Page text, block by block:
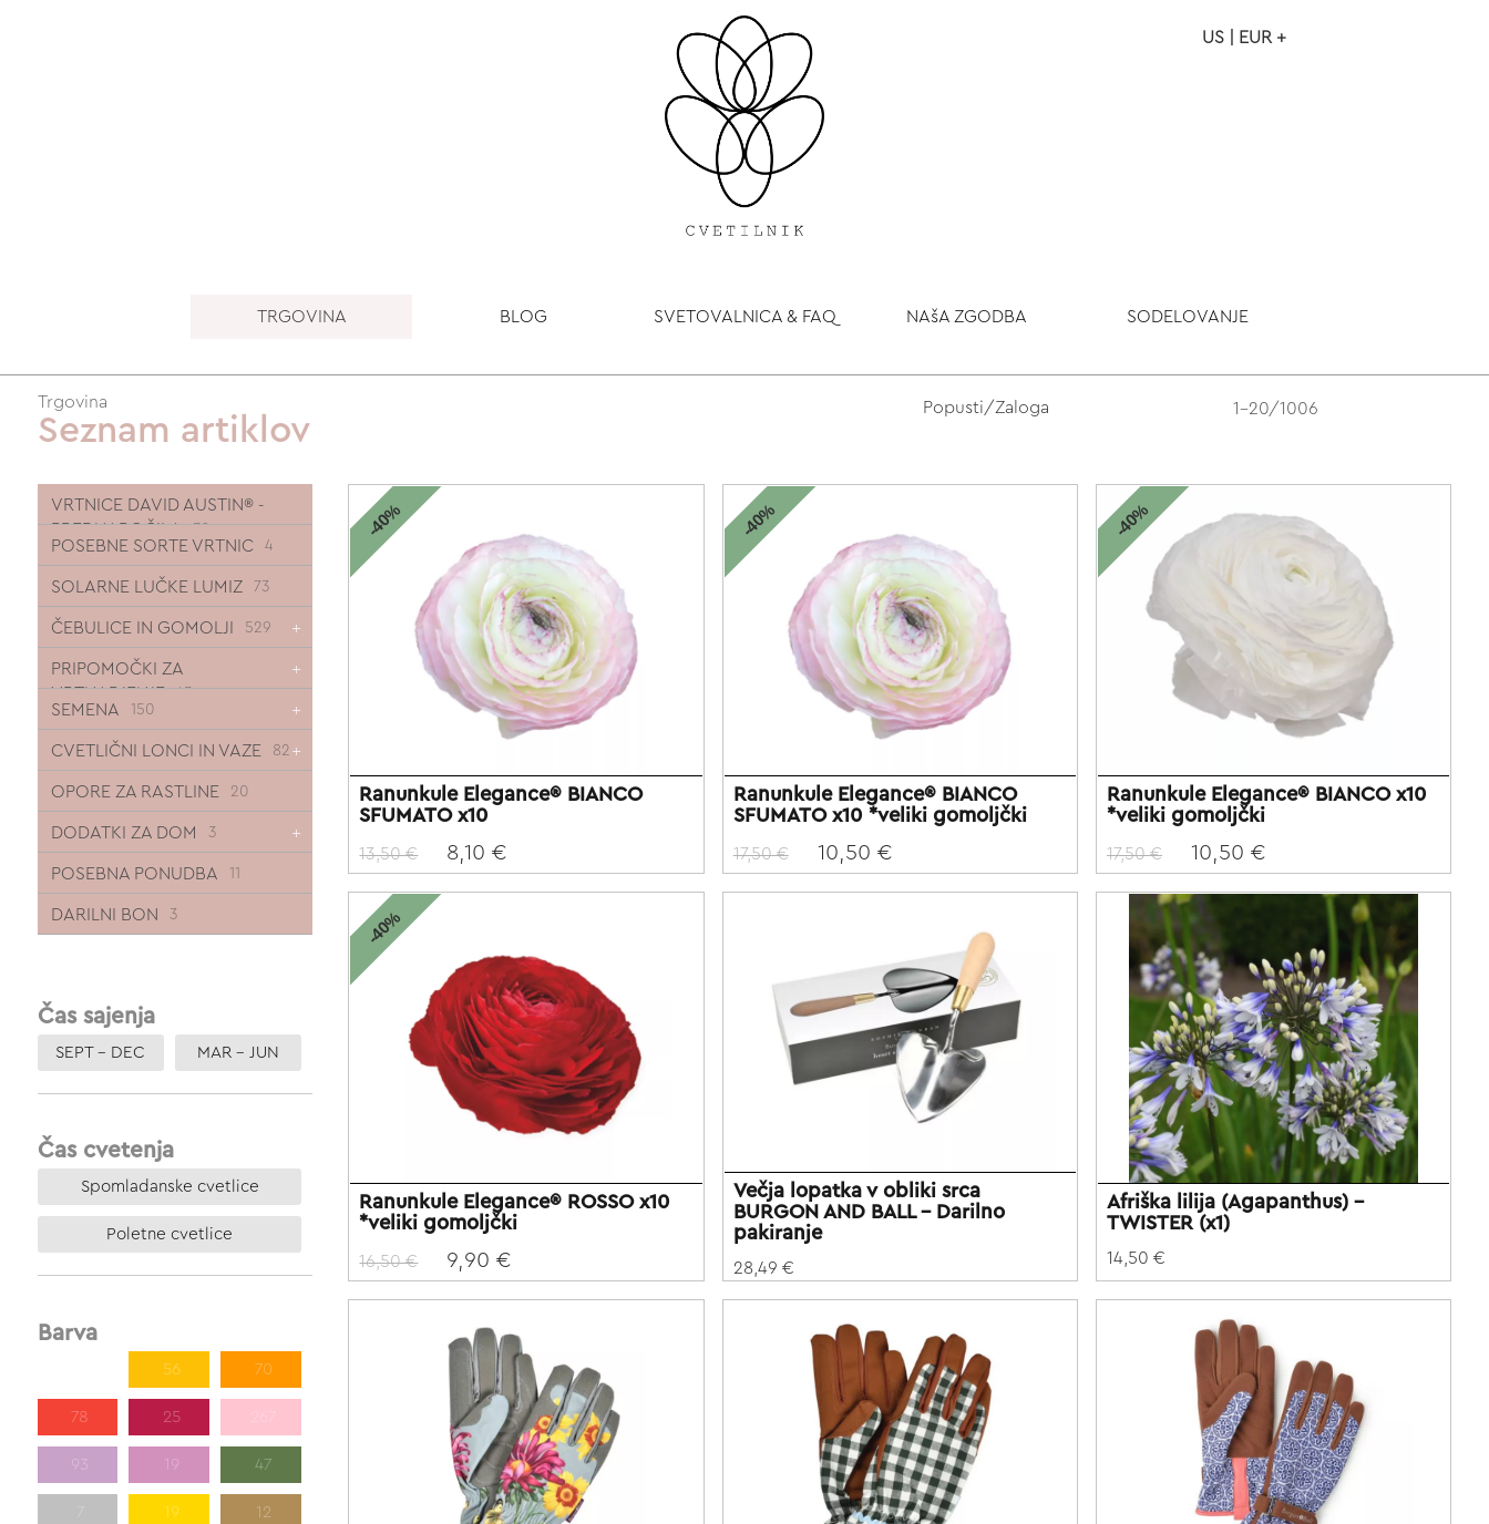
US | EUR +
TRGOVINA BLOG SVETOVALNICA & FAQ NAšA ZGODBA SODELOVANJE
Trgovina
Seznam artiklov
1-20/1006
Popusti/Zaloga
VRTNICE DAVID AUSTIN® -
PREDNAROČILA
30
POSEBNE SORTE VRTNIC 4
SOLARNE LUČKE LUMIZ 73
ČEBULICE IN GOMOLJI 529
PRIPOMOČKI ZA
VRTNARJENJE
43
SEMENA 150
CVETLIČNI LONCI IN VAZE 82
OPORE ZA RASTLINE 20
DODATKI ZA DOM 3
POSEBNA PONUDBA 11
DARILNI BON 3
Čas sajenja
SEPT – DEC MAR – JUN
Čas cvetenja
Spomladanske cvetlice
Poletne cvetlice
Barva
56 70
78 25
93 19 47
19 12
-40%
Ranunkule Elegance® BIANCO
SFUMATO x10
13,50 € 8,10 €
-40%
Ranunkule Elegance® BIANCO
SFUMATO x10 *veliki gomoljčki
17,50 € 10,50 €
-40%
Ranunkule Elegance® BIANCO x10
*veliki gomoljčki
17,50 € 10,50 €
-40%
Ranunkule Elegance® ROSSO x10
*veliki gomoljčki
16,50 € 9,90 €
Večja lopatka v obliki srca
BURGON AND BALL - Darilno
pakiranje
28,49 €
Afriška lilija (Agapanthus) -
TWISTER (x1)
14,50 €